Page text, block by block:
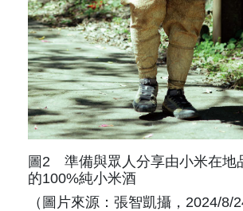
圖2 準備與眾人分享由小米在地
的100%純小米酒
（圖片來源：張智凱攝，2024/8/